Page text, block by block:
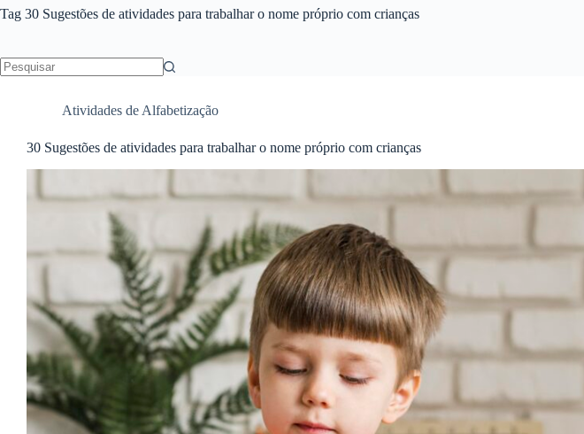
Tag 30 Sugestões de atividades para trabalhar o nome próprio com crianças
Atividades de Alfabetização
30 Sugestões de atividades para trabalhar o nome próprio com crianças